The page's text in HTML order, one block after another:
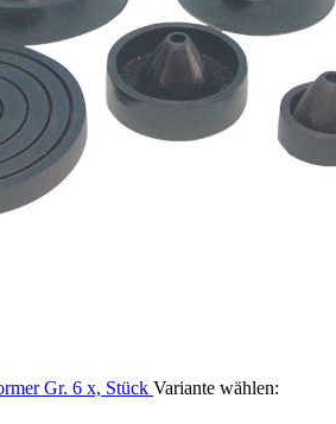
Gr. 6 x, Stück Variante wählen: